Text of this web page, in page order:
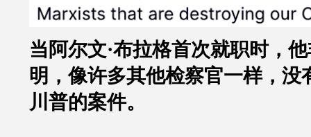
当阿尔文·布拉格首次就职时，
明，像许多其他检察官一样，没
川普的案件。